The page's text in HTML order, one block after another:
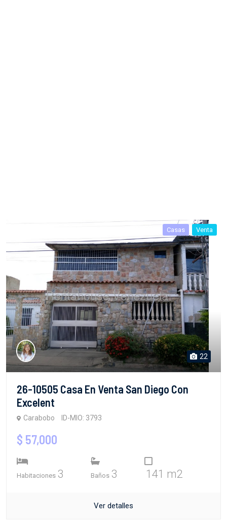
Casas Venta
22
26-10505 Casa En Venta San Diego Con
Excelent
Carabobo ID-MIO: 3793
$ 57,000
Habitaciones 3 Baños 3 141 m2
Ver detalles